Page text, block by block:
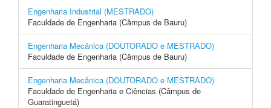
Engenharia Industrial (MESTRADO)
Faculdade de Engenharia (Câmpus de Bauru)
Engenharia Mecânica (DOUTORADO e MESTRADO)
Faculdade de Engenharia (Câmpus de Bauru)
Engenharia Mecânica (DOUTORADO e MESTRADO)
Faculdade de Engenharia e Ciências (Câmpus de
Guaratinguetá)